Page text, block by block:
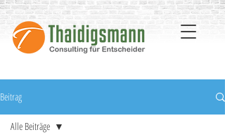
Beitrag
Alle Beiträge